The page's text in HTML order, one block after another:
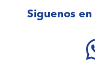
Siguenos en